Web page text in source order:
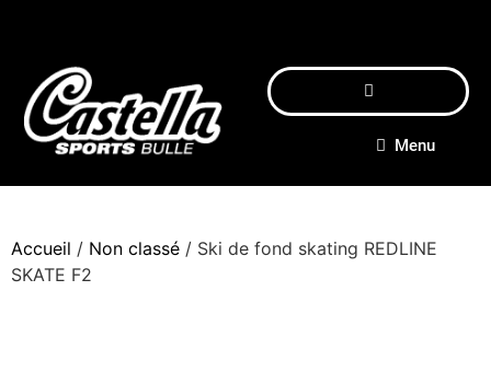
Menu
Accueil / Non classé / Ski de fond skating REDLINE
SKATE F2